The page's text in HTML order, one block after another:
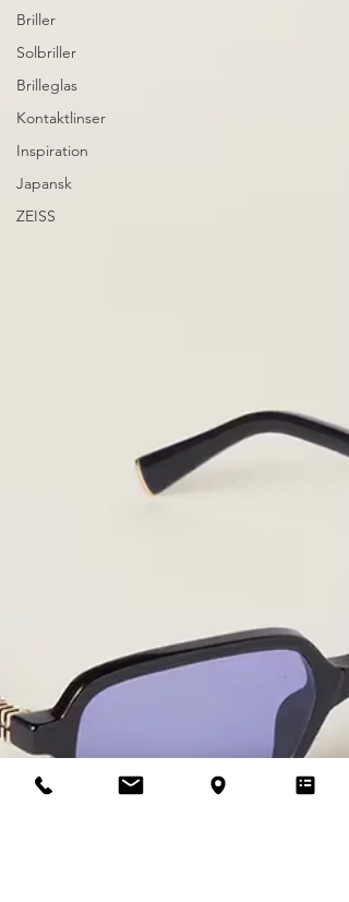
Briller
Solbriller
Brilleglas
Kontaktlinser
Inspiration
Japansk
ZEISS